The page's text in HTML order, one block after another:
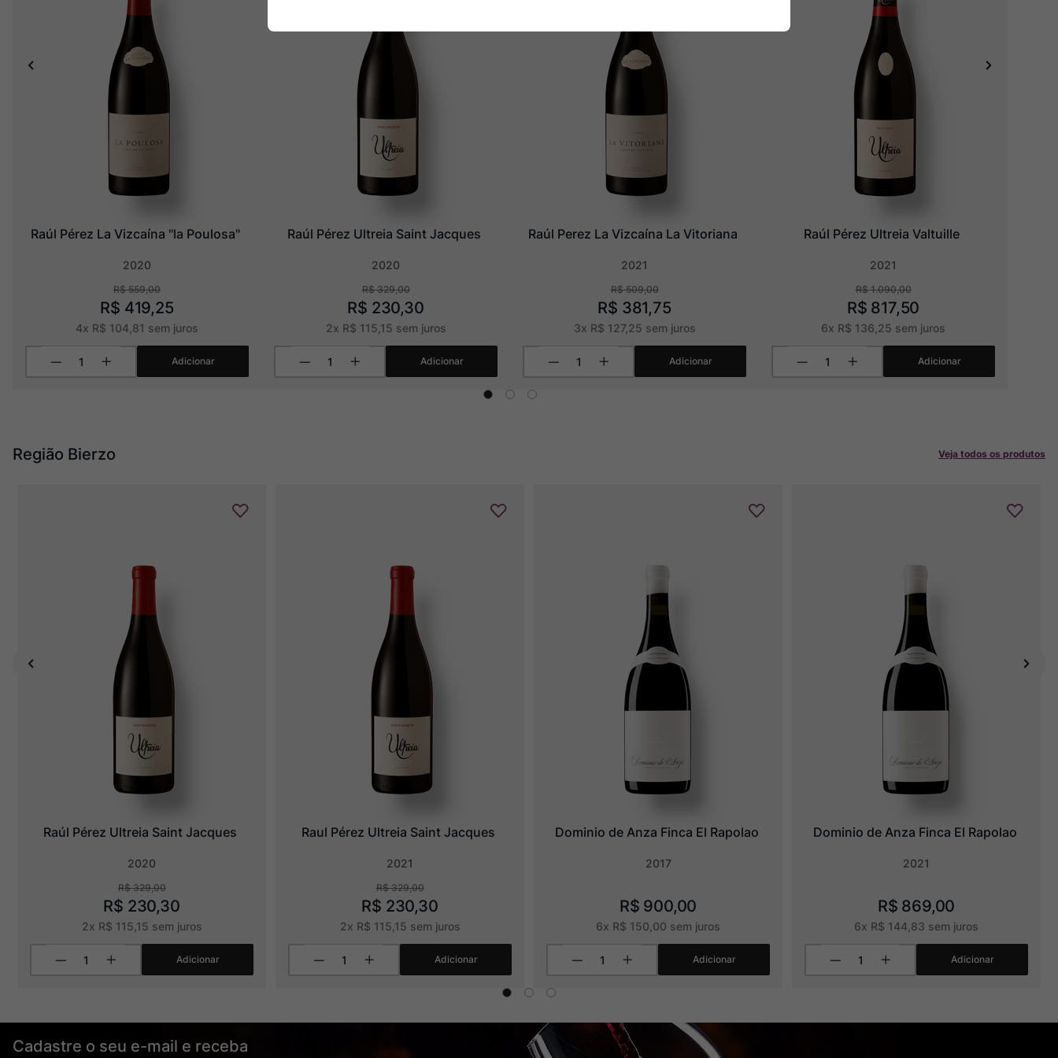
Raúl Pérez La Vizcaína "la Poulosa"
2020
R$ 559,00
R$ 419,25
4x R$ 104 81 sem juros
Adicionar
Raúl Pérez Ultreia Saint Jacques
2020
R$ 329,00
R$ 230,30
2x R$ 115 15 sem juros
Adicionar
Raúl Perez La Vizcaína La Vitoriana
2021
R$ 509,00
R$ 381,75
3x R$ 127, 25 sem juros
Adicionar
Raúl Pérez Ultreia Valtuille
2021
R$ 1.090,00
R$ 817,50
6x R$ 136 25 sem juros
Adicionar
Região Bierzo Veja todos os produtos
Raúl Pérez Ultreia Saint Jacques
2020
R$ 329,00
R$ 230,30
2x R$ 115 15 sem juros
Adicionar
Raul Pérez Ultreia Saint Jacques
2021
R$ 329,00
R$ 230,30
2x R$ 115 15 sem juros
Adicionar
Dominio de Anza Finca El Rapolao
2017
R$ 900,00
6x R$ 150 00 sem juros
Adicionar
Dominio de Anza Finca El Rapolao
2021
R$ 869,00
6x R$ 144 83 sem juros
Adicionar
Cadastre o seu e-mail e receba